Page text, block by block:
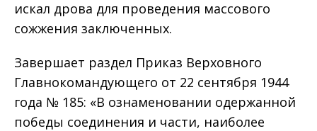
искал дрова для проведения массового
сожжения заключенных.
Завершает раздел Приказ Верховного
Главнокомандующего от 22 сентября 1944
года № 185: «В ознаменовании одержанной
победы соединения и части, наиболее